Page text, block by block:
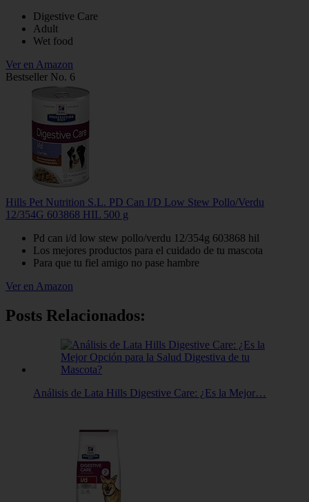
Digestive Care
Adult
Wet food
Ver en Amazon
Bestseller No. 6
Hills Pet Nutrition S.L. PD Can I/D Low Stew Pollo/Verdu
12/354G 603868 HIL 500 g
Pd can i/d low stew pollo/verdu 12/354g 603868 hil
Los mejores productos para el cuidado de tu mascota
Para que tu fiel amigo no pase hambre
Ver en Amazon
Posts Relacionados:
Análisis de Lata Hills Digestive Care: ¿Es la Mejor…